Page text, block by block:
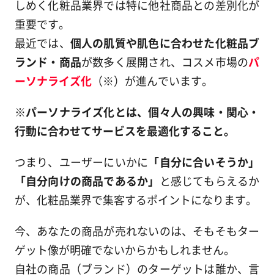
しめく化粧品業界では特に他社商品との差別化が
重要です。
最近では、 個人の肌質や肌色に合わせた化粧品ブ
ランド・商品が数多く展開され、コスメ市場のパ
ーソナライズ化（※）が進んでいます。
※パーソナライズ化とは、個々人の興味・関心・
行動に合わせてサービスを最適化すること。
つまり、ユーザーにいかに 「自分に合いそうか」
「自分向けの商品であるか」 と感じてもらえるか
が、化粧品業界で集客するポイントになります。
今、あなたの商品が売れないのは、そもそもター
ゲット像が明確でないからかもしれません。
自社の商品（ブランド）のターゲットは誰か、言